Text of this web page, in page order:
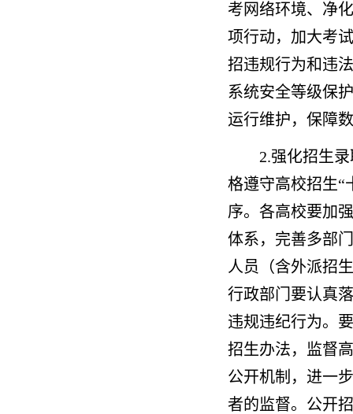
考网络环境、净
项行动，加大考
招违规行为和违
系统安全等级保
运行维护，保障
2.强化招生
格遵守高校招生“
序。各高校要加
体系，完善多部
人员（含外派招
行政部门要认真
违规违纪行为。
招生办法，监督
公开机制，进一
者的监督。公开